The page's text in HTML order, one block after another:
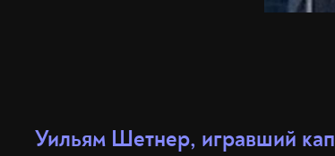
Уильям Шетнер, игравший